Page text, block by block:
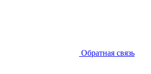
Обратная связь